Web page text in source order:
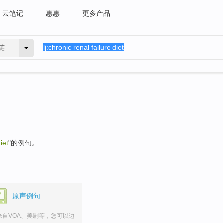
云笔记 惠惠 更多产品
"的例句。
原声例句
自VOA、美剧等，您可以边